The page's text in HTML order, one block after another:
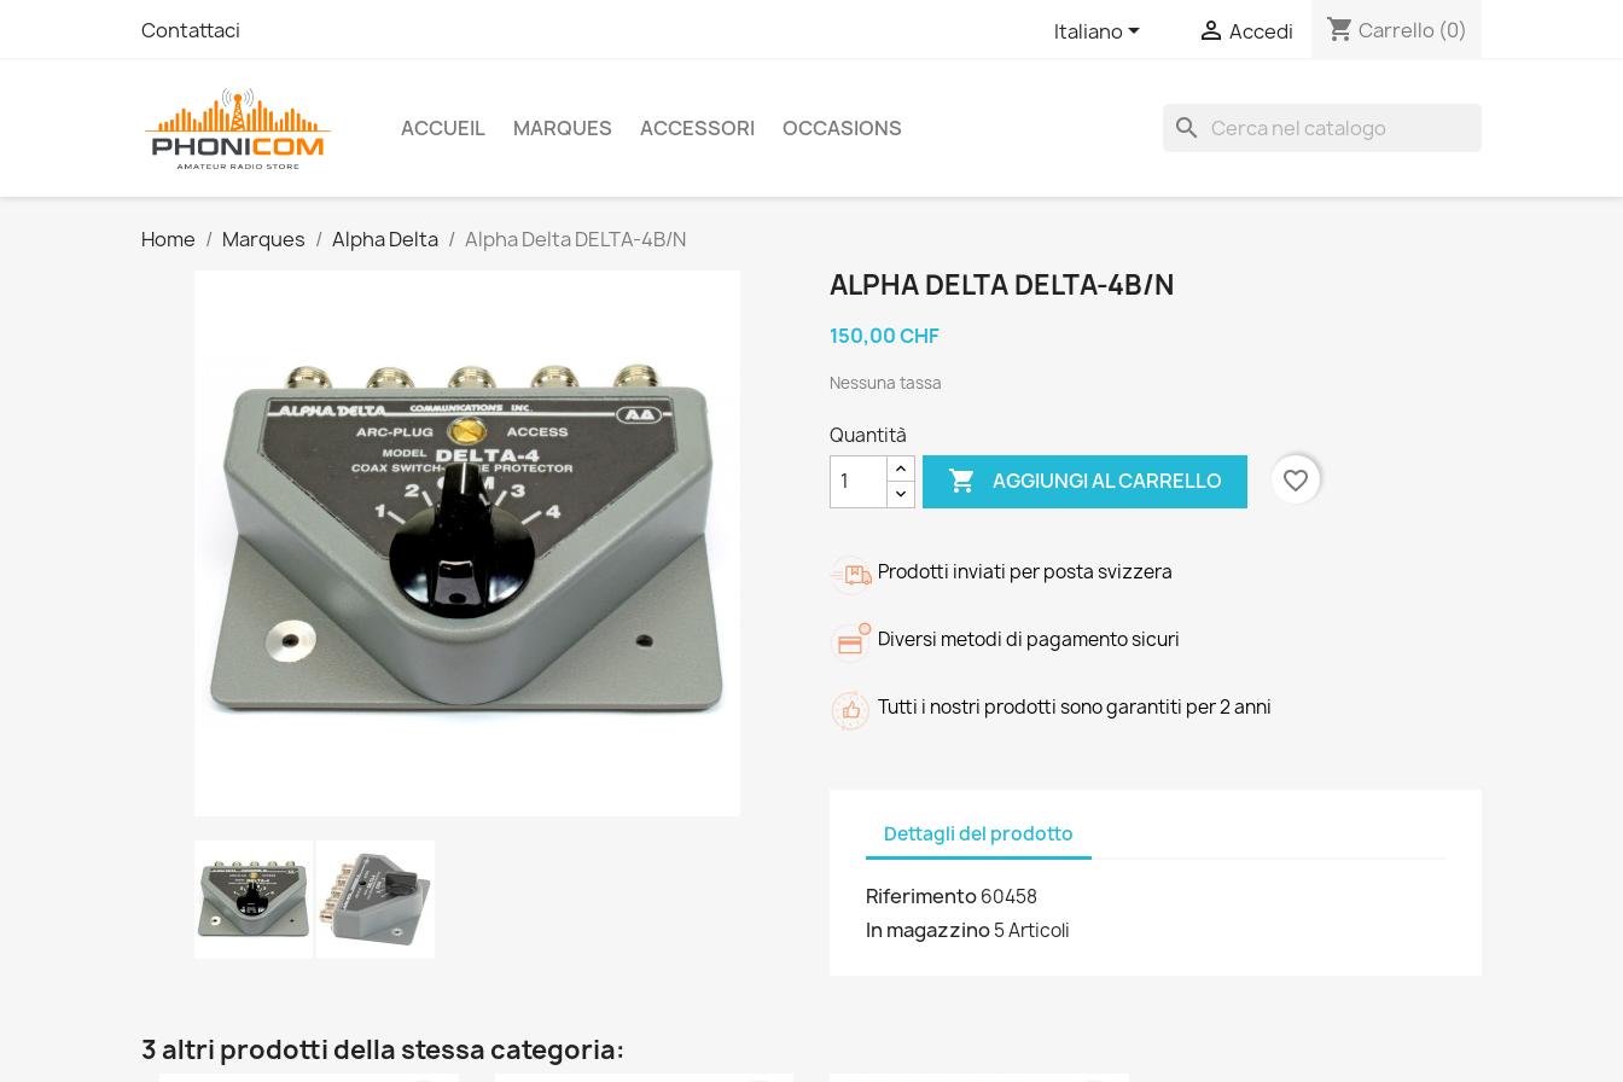
Contattaci Italiano  Accedi shopping_cart Carrello (0)
ACCUEIL MARQUES ACCESSORI OCCASIONS search
Home Marques Alpha Delta Alpha Delta DELTA-4B/N
ALPHA DELTA DELTA-4B/N
150,00 CHF
Nessuna tassa
Quantità
 AGGIUNGI AL CARRELLO favorite_border
Prodotti inviati per posta svizzera
Diversi metodi di pagamento sicuri
Tutti i nostri prodotti sono garantiti per 2 anni
Dettagli del prodotto
Riferimento60458
In magazzino5 Articoli
3 altri prodotti della stessa categoria: